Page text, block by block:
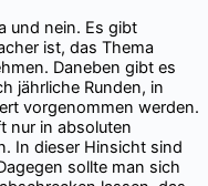
und nein. Es gibt
ist, das Thema
Daneben gibt es
jährliche Runden, in
vorgenommen werden.
nur in absoluten
In dieser Hinsicht sind
sollte man sich